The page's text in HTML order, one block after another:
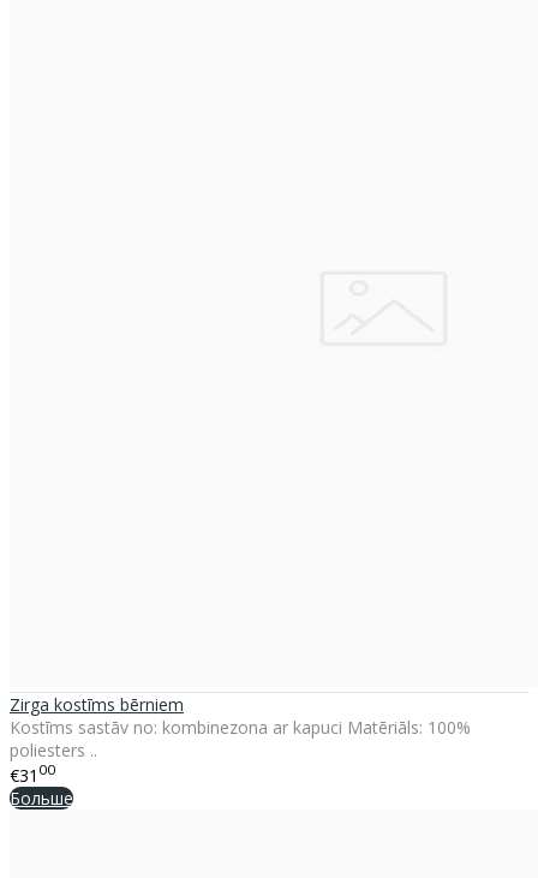
Zirga kostīms bērniem
Kostīms sastāv no: kombinezona ar kapuci Matēriāls: 100%
poliesters ..
€31 00
Больше